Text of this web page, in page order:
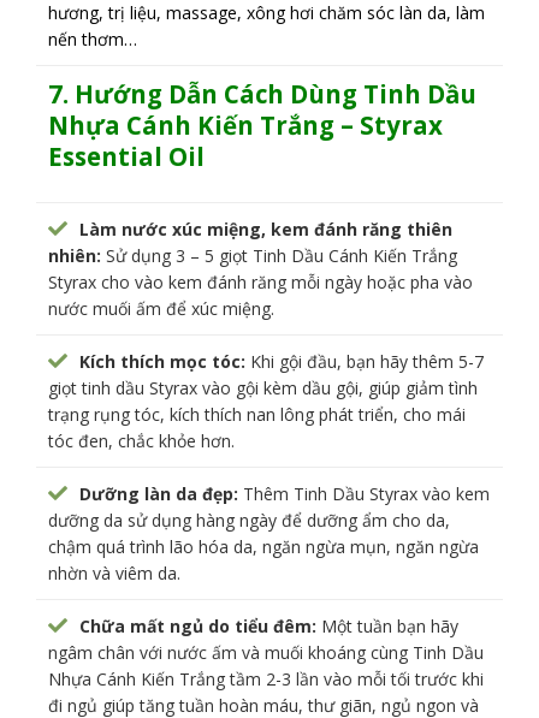
hương, trị liệu, massage, xông hơi chăm sóc làn da, làm
nến thơm…
7. Hướng Dẫn Cách Dùng Tinh Dầu
Nhựa Cánh Kiến Trắng – Styrax
Essential Oil
Làm nước xúc miệng, kem đánh răng thiên
nhiên: Sử dụng 3 – 5 giọt Tinh Dầu Cánh Kiến Trắng
Styrax cho vào kem đánh răng mỗi ngày hoặc pha vào
nước muối ấm để xúc miệng.
Kích thích mọc tóc: Khi gội đầu, bạn hãy thêm 5-7
giọt tinh dầu Styrax vào gội kèm dầu gội, giúp giảm tình
trạng rụng tóc, kích thích nan lông phát triển, cho mái
tóc đen, chắc khỏe hơn.
Dưỡng làn da đẹp: Thêm Tinh Dầu Styrax vào kem
dưỡng da sử dụng hàng ngày để dưỡng ẩm cho da,
chậm quá trình lão hóa da, ngăn ngừa mụn, ngăn ngừa
nhờn và viêm da.
Chữa mất ngủ do tiểu đêm: Một tuần bạn hãy
ngâm chân với nước ấm và muối khoáng cùng Tinh Dầu
Nhựa Cánh Kiến Trắng tầm 2-3 lần vào mỗi tối trước khi
đi ngủ giúp tăng tuần hoàn máu, thư giãn, ngủ ngon và